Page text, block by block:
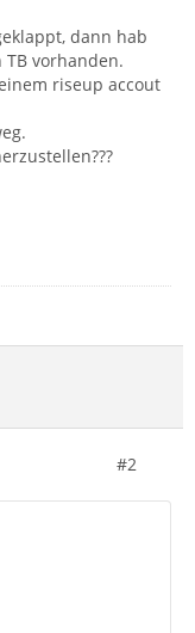
dann hab
vorhanden.
riseup accout
#2